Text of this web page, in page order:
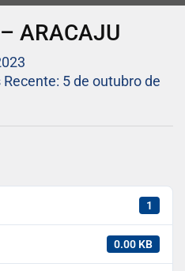
ARACAJU
5 de outubro de
1
0.00 KB